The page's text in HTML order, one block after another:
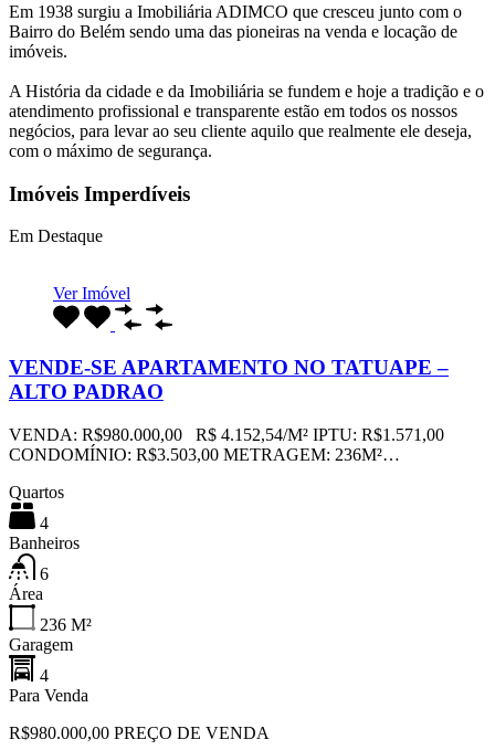
Em 1938 surgiu a Imobiliária ADIMCO que cresceu junto com o
Bairro do Belém sendo uma das pioneiras na venda e locação de
imóveis.
A História da cidade e da Imobiliária se fundem e hoje a tradição e o
atendimento profissional e transparente estão em todos os nossos
negócios, para levar ao seu cliente aquilo que realmente ele deseja,
com o máximo de segurança.
Imóveis Imperdíveis
Em Destaque
Ver Imóvel
VENDE-SE APARTAMENTO NO TATUAPE –
ALTO PADRAO
VENDA: R$980.000,00 R$ 4.152,54/M² IPTU: R$1.571,00
CONDOMÍNIO: R$3.503,00 METRAGEM: 236M²…
Quartos
4
Banheiros
6
Área
236 M²
Garagem
4
Para Venda
R$980.000,00 PREÇO DE VENDA